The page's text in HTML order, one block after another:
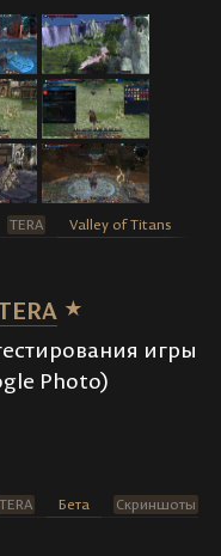
TERA Valley of Titans
игры
Photo)
TERA Бета Скриншоты